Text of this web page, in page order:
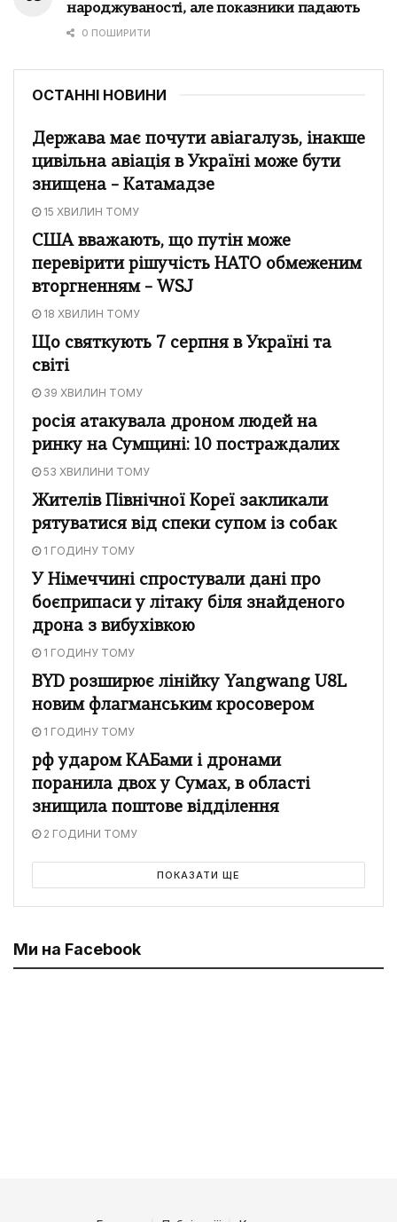
народжуваності, але показники падають
0 ПОШИРИТИ
ОСТАННІ НОВИНИ
Держава має почути авіагалузь, інакше
цивільна авіація в Україні може бути
знищена – Катамадзе
15 ХВИЛИН ТОМУ
США вважають, що путін може
перевірити рішучість НАТО обмеженим
вторгненням – WSJ
18 ХВИЛИН ТОМУ
Що святкують 7 серпня в Україні та
світі
39 ХВИЛИН ТОМУ
росія атакувала дроном людей на
ринку на Сумщині: 10 постраждалих
53 ХВИЛИНИ ТОМУ
Жителів Північної Кореї закликали
рятуватися від спеки супом із собак
1 ГОДИНУ ТОМУ
У Німеччині спростували дані про
боєприпаси у літаку біля знайденого
дрона з вибухівкою
1 ГОДИНУ ТОМУ
BYD розширює лінійку Yangwang U8L
новим флагманським кросовером
1 ГОДИНУ ТОМУ
рф ударом КАБами і дронами
поранила двох у Сумах, в області
знищила поштове відділення
2 ГОДИНИ ТОМУ
ПОКАЗАТИ ЩЕ
Ми на Facebook